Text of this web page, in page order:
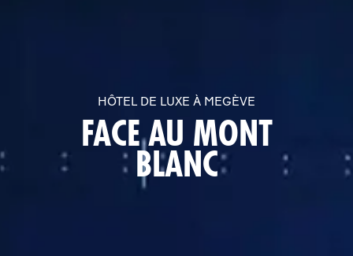
HÔTEL DE LUXE À MEGÈVE
FACE AU MONT
BLANC